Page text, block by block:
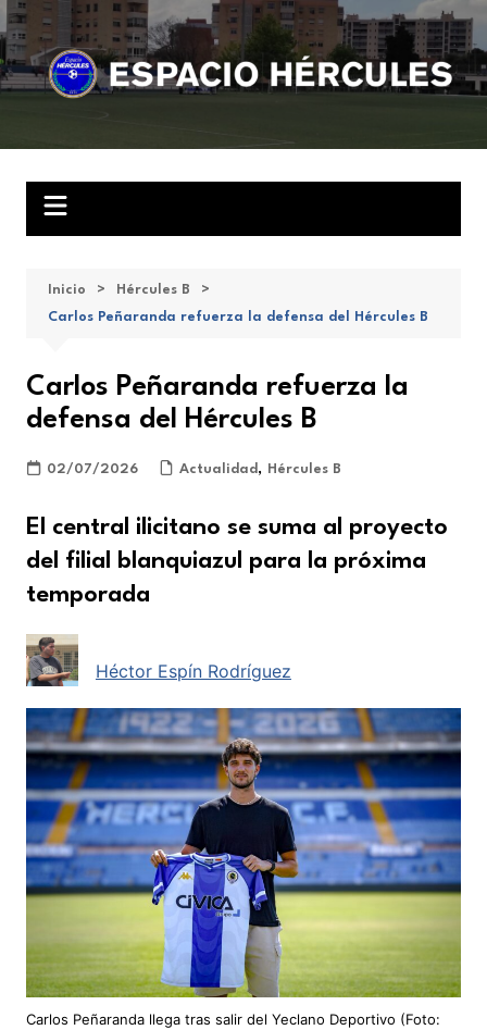
Saltar
al
contenido
Inicio
Hércules B
Carlos Peñaranda refuerza la defensa del Hércules B
Carlos Peñaranda refuerza la
defensa del Hércules B
02/07/2026 Actualidad , Hércules B
El central ilicitano se suma al proyecto
del filial blanquiazul para la próxima
temporada
Héctor Espín Rodríguez
Carlos Peñaranda llega tras salir del Yeclano Deportivo (Foto: